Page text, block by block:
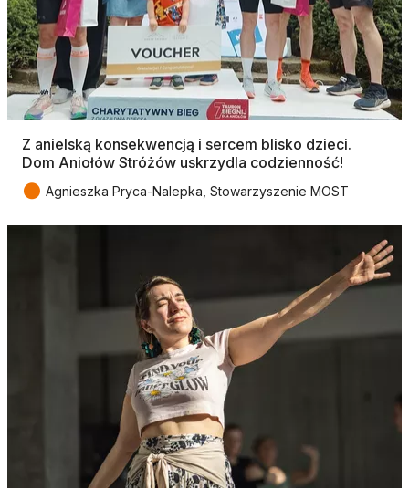
Z anielską konsekwencją i sercem blisko dzieci.
Dom Aniołów Stróżów uskrzydla codzienność!
● Agnieszka Pryca-Nalepka, Stowarzyszenie MOST